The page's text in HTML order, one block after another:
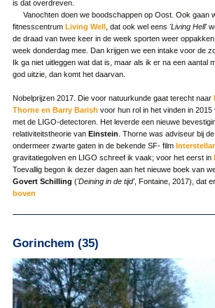
is dat overdreven.
Vanochten doen we boodschappen op Oost. Ook gaan
fitnesscentrum Living Well, dat ook wel eens 'Living Hell'
de draad van twee keer in de week sporten weer
week donderdag mee. Dan krijgen we een intake voor de
Ik ga niet uitleggen wat dat is, maar als ik er na een aantal
god uitzie, dan komt het daarvan.
Nobelprijzen 2017. Die voor natuurkunde gaat terecht naar
Thorne en Barry Barish voor hun rol in het vinden in
met de LIGO-detectoren. Het leverde een nieuwe
relativiteitstheorie van Einstein . Thorne was adviseur bij
ondermeer zwarte gaten in de bekende SF- film Interstellar
gravitatiegolven en LIGO schreef ik vaak; voor het eerst in
Toevallig begon ik dezer dagen aan het nieuwe boek van
Govert Schilling ('Deining in de tijd', Fontaine, 2017), dat
boven
Gorinchem (35)